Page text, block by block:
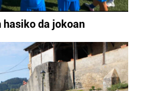
hasiko da jokoan